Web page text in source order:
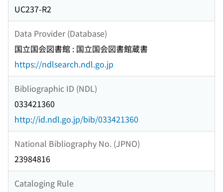
UC237-R2
Data Provider (Database)
国立国会図書館 : 国立国会図書館蔵書
https://ndlsearch.ndl.go.jp
Bibliographic ID (NDL)
033421360
http://id.ndl.go.jp/bib/033421360
National Bibliography No. (JPNO)
23984816
Cataloging Rule